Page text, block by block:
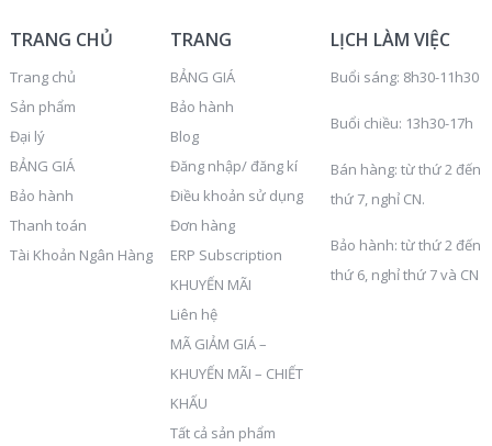
TRANG CHỦ
Trang chủ
Sản phẩm
Đại lý
BẢNG GIÁ
Bảo hành
Thanh toán
Tài Khoản Ngân Hàng
TRANG
BẢNG GIÁ
Bảo hành
Blog
Đăng nhập/ đăng kí
Điều khoản sử dụng
Đơn hàng
ERP Subscription
KHUYẾN MÃI
Liên hệ
MÃ GIẢM GIÁ –
KHUYẾN MÃI – CHIẾT
KHẤU
Tất cả sản phẩm
LỊCH LÀM VIỆC
Buổi sáng: 8h30-11h30
Buổi chiều: 13h30-17h
Bán hàng: từ thứ 2 đến
thứ 7, nghỉ CN.
Bảo hành: từ thứ 2 đến
thứ 6, nghỉ thứ 7 và CN